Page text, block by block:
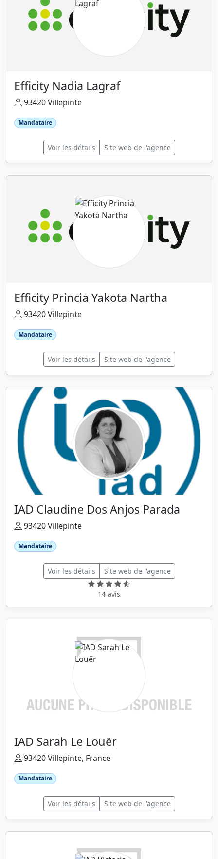
Efficity Nadia Lagraf
93420 Villepinte
Mandataire
Voir les détails Site web de l'agence
Efficity Princia Yakota Nartha
93420 Villepinte
Mandataire
Voir les détails Site web de l'agence
IAD Claudine Dos Anjos Parada
93420 Villepinte
Mandataire
Voir les détails Site web de l'agence
14 avis
IAD Sarah Le Louër
93420 Villepinte, France
Mandataire
Voir les détails Site web de l'agence